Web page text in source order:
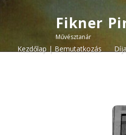
Fikner
Művésztanár
Kezdőlap | Bemutatkozás